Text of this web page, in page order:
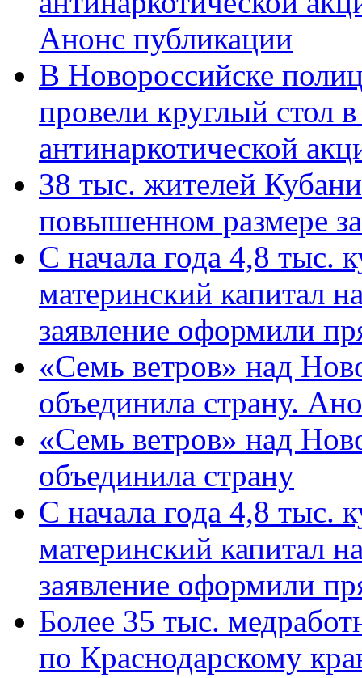
Анонс публикации
В Новороссийске
провели круглый стол
антинаркотической
38 тыс. жителей
повышенном размере
С начала года 4,8 тыс.
материнский капитал
заявление оформили
«Семь ветров» над
объединила страну.
«Семь ветров» над
объединила страну
С начала года 4,8 тыс.
материнский капитал
заявление оформили
Более 35 тыс.
по Краснодарскому